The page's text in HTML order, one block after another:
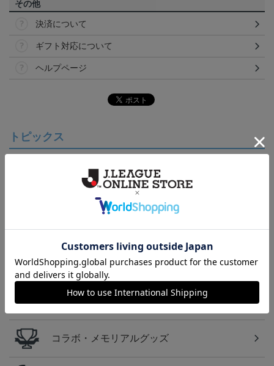
その他
決済について
ギフト対応について
ヘルプページ
トピックス
カマタマーレ讃岐のすべてのグッズをチェックした
い方に！全グッズ一覧はこちら！
カテゴリから探す
ユニフォーム
コラボ・メモリアルグッズ